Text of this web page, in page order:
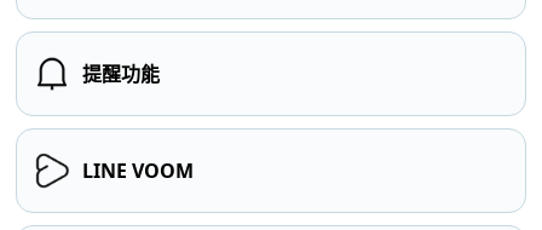
提醒功能
LINE VOOM